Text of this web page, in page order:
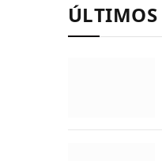
ÚLTIMOS